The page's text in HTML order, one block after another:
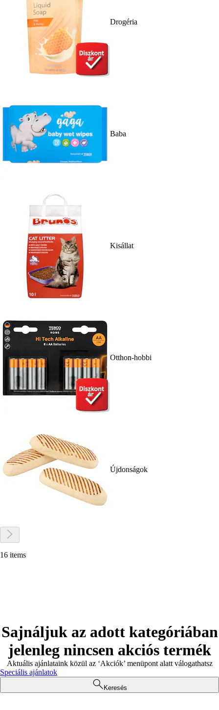
Drogéria
Baba
Kisállat
Otthon-hobbi
Újdonságok
16 items
Sajnáljuk az adott kategóriában
jelenleg nincsen akciós termék
Aktuális ajánlataink közül az ‘Akciók’ menüpont alatt válogathatsz
Speciális ajánlatok
Keresés